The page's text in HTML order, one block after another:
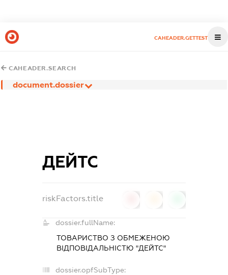
CAHEADER.GETTEST
CAHEADER.SEARCH
document.dossier
ДЕЙТС
riskFactors.title
dossier.fullName:
ТОВАРИСТВО З ОБМЕЖЕНОЮ
ВІДПОВІДАЛЬНІСТЮ "ДЕЙТС"
dossier.opfSubType: